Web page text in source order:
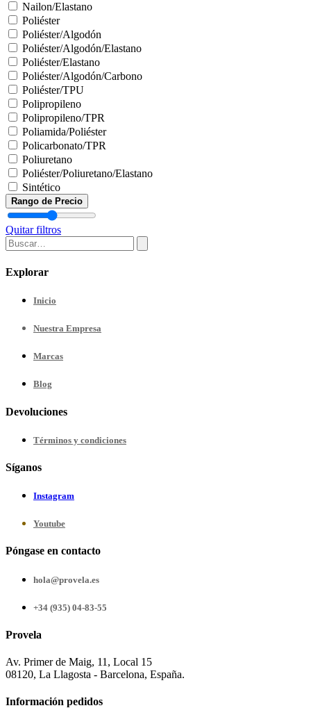
Nailon/Elastano
Poliéster
Poliéster/Algodón
Poliéster/Algodón/Elastano
Poliéster/Elastano
Poliéster/Algodón/Carbono
Poliéster/TPU
Polipropileno
Polipropileno/TPR
Poliamida/Poliéster
Policarbonato/TPR
Poliuretano
Poliéster/Poliuretano/Elastano
Sintético
Rango de Precio
Quitar filtros
Explorar
Inicio
Nuestra Empresa
Marcas
Blog
Devoluciones
Términos y condiciones
Síganos
Instagram
Youtube
Póngase en contacto
hola@provela.es
+34 (935) 04-83-55
Provela
Av. Primer de Maig, 11, Local 15
08120, La Llagosta - Barcelona, España.
Información pedidos